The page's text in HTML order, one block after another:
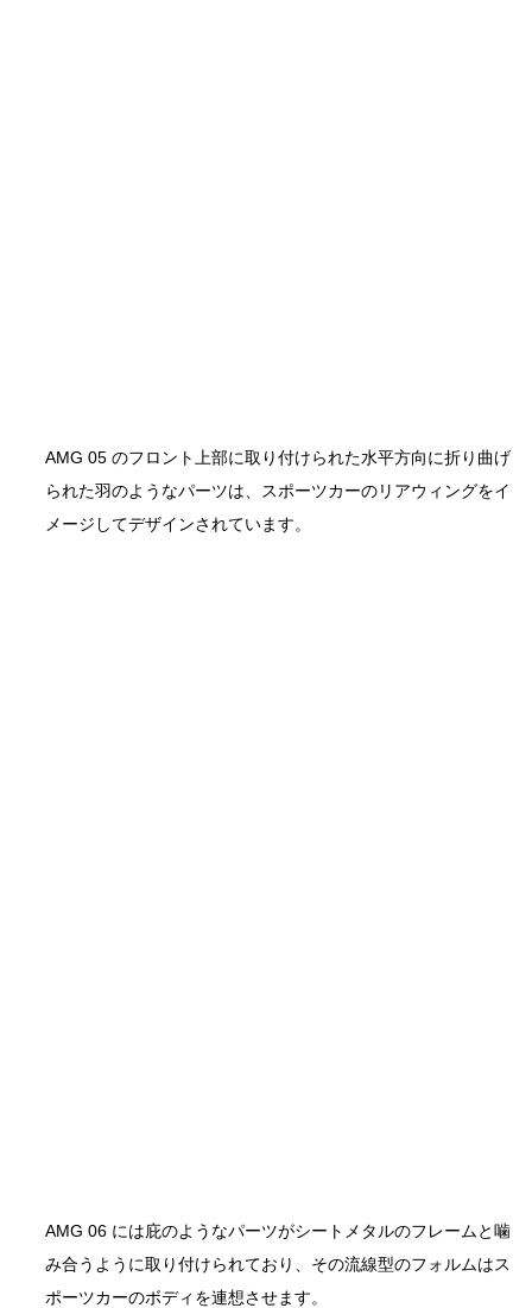
AMG 05 のフロント上部に取り付けられた水平方向に折り曲げ
られた羽のようなパーツは、スポーツカーのリアウィングをイ
メージしてデザインされています。
AMG 06 には庇のようなパーツがシートメタルのフレームと噛
み合うように取り付けられており、その流線型のフォルムはス
ポーツカーのボディを連想させます。